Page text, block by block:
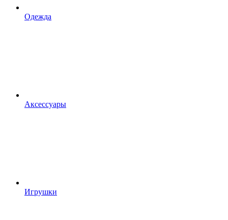
Одежда
Аксессуары
Игрушки